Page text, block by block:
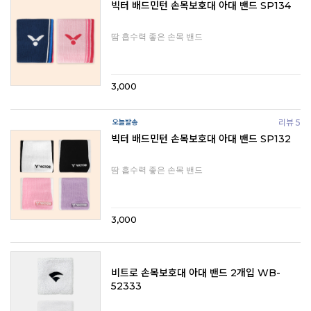
빅터 배드민턴 손목보호대 아대 밴드 SP134
땀 흡수력 좋은 손목 밴드
3,000
리뷰 5
빅터 배드민턴 손목보호대 아대 밴드 SP132
땀 흡수력 좋은 손목 밴드
3,000
비트로 손목보호대 아대 밴드 2개입 WB-
52333